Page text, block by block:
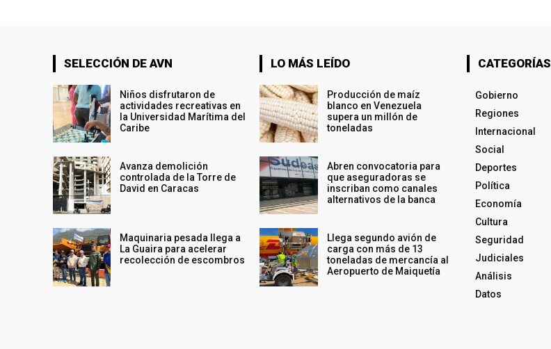
SELECCIÓN DE AVN
Niños disfrutaron de
actividades recreativas en
la Universidad Marítima del
Caribe
Avanza demolición
controlada de la Torre de
David en Caracas
Maquinaria pesada llega a
La Guaira para acelerar
recolección de escombros
LO MÁS LEÍDO
Producción de maíz
blanco en Venezuela
supera un millón de
toneladas
Abren convocatoria para
que aseguradoras se
inscriban como canales
alternativos de la banca
Llega segundo avión de
carga con más de 13
toneladas de mercancía al
Aeropuerto de Maiquetía
CATEGORÍAS
Gobierno
Regiones
Internacional
Social
Deportes
Política
Economía
Cultura
Seguridad
Judiciales
Análisis
Datos